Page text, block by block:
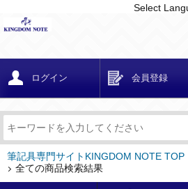
Select
筆記具専門サイトKINGDOM NOTE TOP
全ての商品検索結果
戻る こだわり条件
メーカー・国
カテゴリ
区
キーワード